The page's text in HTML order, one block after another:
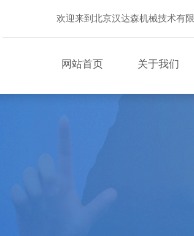
欢迎来到北京汉达森机械技术有
网站首页 关于我们